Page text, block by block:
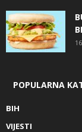
POPULARNA
BIH
VIJESTI